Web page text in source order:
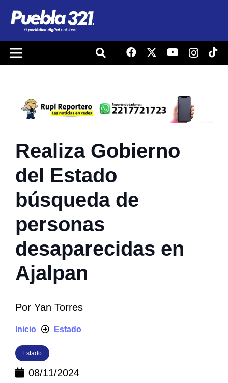
Realiza Gobierno
del Estado
búsqueda de
personas
desaparecidas en
Ajalpan
Por Yan Torres
Inicio Estado
Estado
08/11/2024